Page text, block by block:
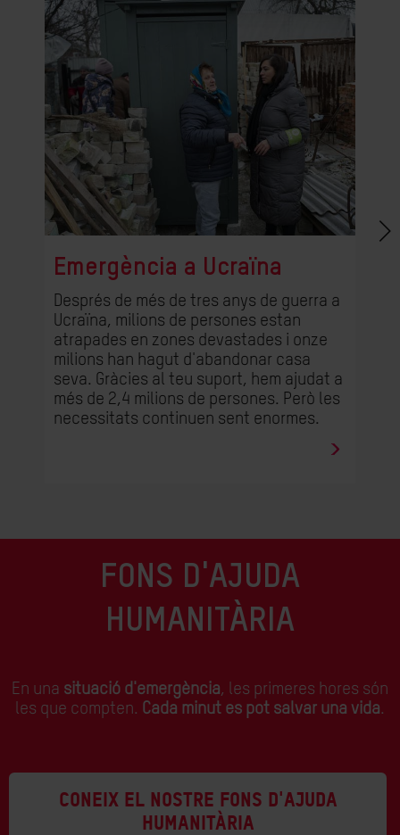
Emergència a Ucraïna
Després de més de tres anys de guerra a
Ucraïna, milions de persones estan
atrapades en zones devastades i onze
milions han hagut d'abandonar casa
seva. Gràcies al teu suport, hem ajudat a
més de 2,4 milions de persones. Però les
necessitats continuen sent enormes.
FONS D'AJUDA
HUMANITÀRIA
En una situació d'emergència, les primeres hores són
les que compten. Cada minut es pot salvar una vida.
CONEIX EL NOSTRE FONS D'AJUDA
HUMANITÀRIA